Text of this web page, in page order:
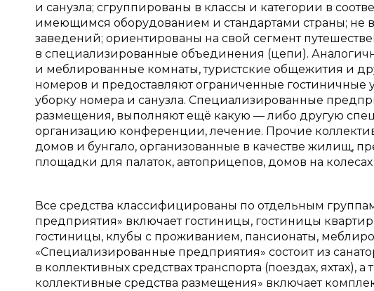
и санузла; сгруппированы в классы и категории в
имеющимся оборудованием и стандартами страны; не
заведений; ориентированы на свой сегмент
в специализированные объединения (цепи).
и меблированные комнаты, туристские общежития и
номеров и предоставляют ограниченные гостиничные
уборку номера и санузла. Специализированные
размещения, выполняют ещё какую — либо другую
организацию конференции, лечение. Прочие
домов и бунгало, организованные в качестве жилищ,
площадки для палаток, автоприцепов, домов на колесах
Все средства классифицированы по отдельным
предприятия» включает гостиницы, гостиницы
гостиницы, клубы с проживанием, пансионаты,
«Специализированные предприятия» состоит из
в коллективных средствах транспорта (поездах, яхтах),
коллективные средства размещения» включает